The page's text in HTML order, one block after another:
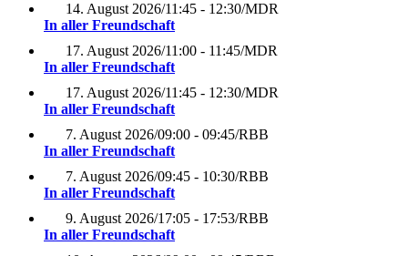
14. August 2026/11:45 - 12:30/MDR
In aller Freundschaft
17. August 2026/11:00 - 11:45/MDR
In aller Freundschaft
17. August 2026/11:45 - 12:30/MDR
In aller Freundschaft
7. August 2026/09:00 - 09:45/RBB
In aller Freundschaft
7. August 2026/09:45 - 10:30/RBB
In aller Freundschaft
9. August 2026/17:05 - 17:53/RBB
In aller Freundschaft